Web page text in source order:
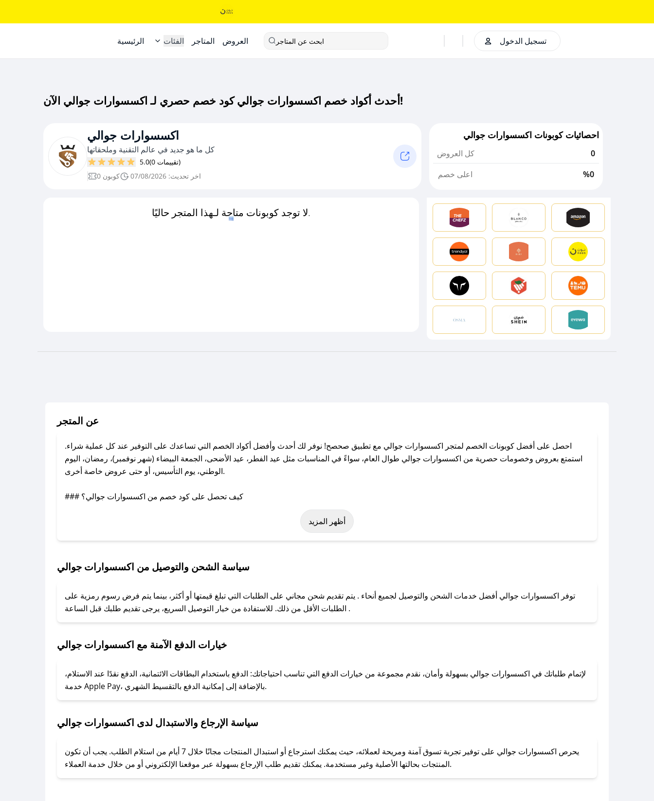
الرئيسية الفئات المتاجر العروض ابحث عن المتاجر تسجيل الدخول
أحدث أكواد خصم اكسسوارات جوالي كود خصم حصري لـ اكسسوارات جوالي الآن!
اكسسوارات جوالي
كل ما هو جديد في عالم التقنية وملحقاتها
5.0
(0 تقييمات)
0 كوبون
اخر تحديث: 07/08/2026
احصائيات كوبونات اكسسوارات جوالي
كل العروض
0
اعلى خصم
%0
لا توجد كوبونات متاحة لـهذا المتجر حاليًا.
عن المتجر
احصل على أفضل كوبونات الخصم لمتجر اكسسوارات جوالي مع تطبيق صحصح! نوفر لك أحدث وأفضل أكواد الخصم التي تساعدك على التوفير عند كل عملية شراء.
استمتع بعروض وخصومات حصرية من اكسسوارات جوالي طوال العام، سواءً في المناسبات مثل عيد الفطر، عيد الأضحى، الجمعة البيضاء (شهر نوفمبر)، رمضان، اليوم
الوطني، يوم التأسيس، أو حتى عروض خاصة أخرى.
### كيف تحصل على كود خصم من اكسسوارات جوالي؟
باستخدام تطبيق صحصح، يمكنك العثور بسهولة على كود خصم اكسسوارات جوالي. وفي حال عدم توفر الكوبون، تواصل معنا عبر تويتر أو البريد الإلكتروني لإضافته
2. الصقه في خانة الدفع عند التسوق من اكسسوارات جوالي.
### ماذا أفعل إذا لم يعمل كود الخصم؟
لا تقلق! يمكنك التواصل مع فريق دعم صحصح عبر الرسائل الخاصة على تويتر أو البريد الإلكتروني، وسنقوم بحل المشكلة في أسرع وقت ممكن.
في حال عدم توفر كوبونات لمتجرك المفضل، يمكنك مراسلتنا مباشرة وسنعمل على توفير الكوبونات في أسرع وقت ممكن.
### كيف تحصل على كوبونات خصم حصرية من اكسسوارات جوالي؟
للحصول على كوبونات وخصومات حصرية، قم بما يلي:
- اضغط على أيقونة متابعة لمتجر اكسسوارات جوالي في تطبيق صحصح.
- قم بتفعيل إشعارات تطبيق صحصح ليصلك كل جديد.
مع صحصح، تسوق بذكاء ووفّر على كل مشترياتك مع كوبونات خصم حصرية من اكسسوارات جوالي!
أظهر المزيد
سياسة الشحن والتوصيل من اكسسوارات جوالي
توفر اكسسوارات جوالي أفضل خدمات الشحن والتوصيل لجميع أنحاء . يتم تقديم شحن مجاني على الطلبات التي تبلغ قيمتها أو أكثر، بينما يتم فرض رسوم رمزية على
الطلبات الأقل من ذلك. للاستفادة من خيار التوصيل السريع، يرجى تقديم طلبك قبل الساعة .
خيارات الدفع الآمنة مع اكسسوارات جوالي
لإتمام طلباتك في اكسسوارات جوالي بسهولة وأمان، نقدم مجموعة من خيارات الدفع التي تناسب احتياجاتك: الدفع باستخدام البطاقات الائتمانية، الدفع نقدًا عند الاستلام،
خدمة Apple Pay، بالإضافة إلى إمكانية الدفع بالتقسيط الشهري.
سياسة الإرجاع والاستبدال لدى اكسسوارات جوالي
يحرص اكسسوارات جوالي على توفير تجربة تسوق آمنة ومريحة لعملائه، حيث يمكنك استرجاع أو استبدال المنتجات مجانًا خلال 7 أيام من استلام الطلب. يجب أن تكون
المنتجات بحالتها الأصلية وغير مستخدمة. يمكنك تقديم طلب الإرجاع بسهولة عبر موقعنا الإلكتروني أو من خلال خدمة العملاء.